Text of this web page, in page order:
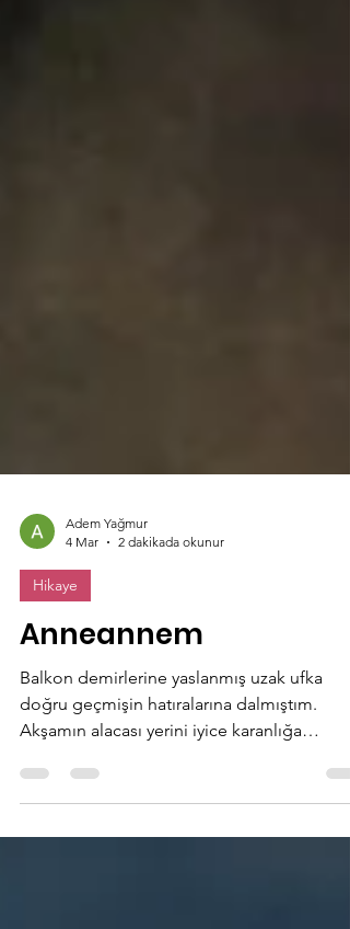
Adem Yağmur
4 Mar
Hikaye
Anneannem
Balkon demirlerine yaslanmış uzak ufka
Akşamın alacası yerini iyice karanlığa
bırakmıştı. Masamdaki çayı elime alınca
soğuduğunu fark ettim.